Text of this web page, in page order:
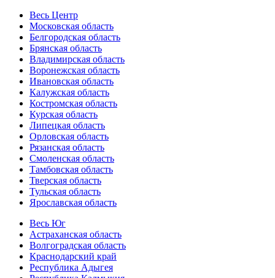
Весь Центр
Московская область
Белгородская область
Брянская область
Владимирская область
Воронежская область
Ивановская область
Калужская область
Костромская область
Курская область
Липецкая область
Орловская область
Рязанская область
Смоленская область
Тамбовская область
Тверская область
Тульская область
Ярославская область
Весь Юг
Астраханская область
Волгоградская область
Краснодарский край
Республика Адыгея